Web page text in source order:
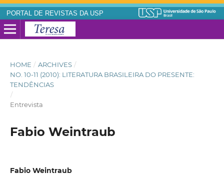
PORTAL DE REVISTAS DA USP
HOME / ARCHIVES /
NO. 10-11 (2010): LITERATURA BRASILEIRA DO PRESENTE:
TENDÊNCIAS
/
Entrevista
Fabio Weintraub
Fabio Weintraub